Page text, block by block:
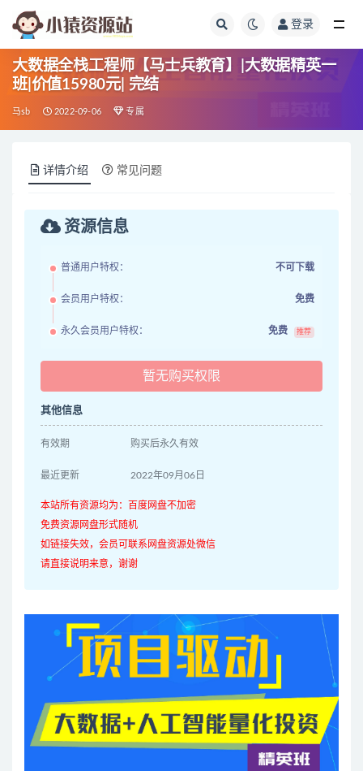
登录
大数据全栈工程师【马士兵教育】|大数据精英一
班|价值15980元| 完结
马sb 2022-09-06 专属
详情介绍 常见问题
资源信息
普通用户特权： 不可下载
会员用户特权： 免费
永久会员用户特权： 免费 推荐
暂无购买权限
其他信息
有效期 购买后永久有效
最近更新 2022年09月06日
本站所有资源均为：百度网盘不加密
免费资源网盘形式随机
如链接失效，会员可联系网盘资源处微信
请直接说明来意，谢谢